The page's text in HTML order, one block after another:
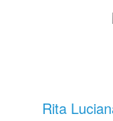
Rita